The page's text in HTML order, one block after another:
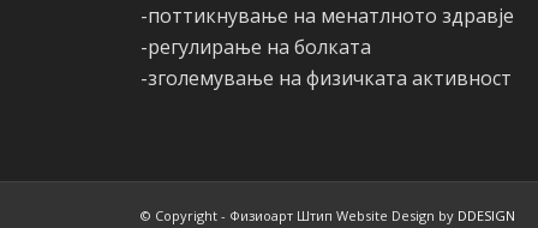
-поттикнување на менатлното здравје
-регулирање на болката
-зголемување на физичката активност
© Copyright - Физиоарт Штип Website Design by DDESIGN